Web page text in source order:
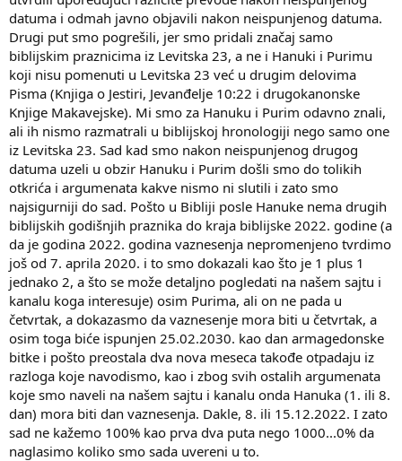
datuma i odmah javno objavili nakon neispunjenog datuma.
Drugi put smo pogrešili, jer smo pridali značaj samo
biblijskim praznicima iz Levitska 23, a ne i Hanuki i Purimu
koji nisu pomenuti u Levitska 23 već u drugim delovima
Pisma (Knjiga o Jestiri, Jevanđelje 10:22 i drugokanonske
Knjige Makavejske). Mi smo za Hanuku i Purim odavno znali,
ali ih nismo razmatrali u biblijskoj hronologiji nego samo one
iz Levitska 23. Sad kad smo nakon neispunjenog drugog
datuma uzeli u obzir Hanuku i Purim došli smo do tolikih
otkrića i argumenata kakve nismo ni slutili i zato smo
najsigurniji do sad. Pošto u Bibliji posle Hanuke nema drugih
biblijskih godišnjih praznika do kraja biblijske 2022. godine (a
da je godina 2022. godina vaznesenja nepromenjeno tvrdimo
još od 7. aprila 2020. i to smo dokazali kao što je 1 plus 1
jednako 2, a što se može detaljno pogledati na našem sajtu i
kanalu koga interesuje) osim Purima, ali on ne pada u
četvrtak, a dokazasmo da vaznesenje mora biti u četvrtak, a
osim toga biće ispunjen 25.02.2030. kao dan armagedonske
bitke i pošto preostala dva nova meseca takođe otpadaju iz
razloga koje navodismo, kao i zbog svih ostalih argumenata
koje smo naveli na našem sajtu i kanalu onda Hanuka (1. ili 8.
dan) mora biti dan vaznesenja. Dakle, 8. ili 15.12.2022. I zato
sad ne kažemo 100% kao prva dva puta nego 1000...0% da
naglasimo koliko smo sada uvereni u to.